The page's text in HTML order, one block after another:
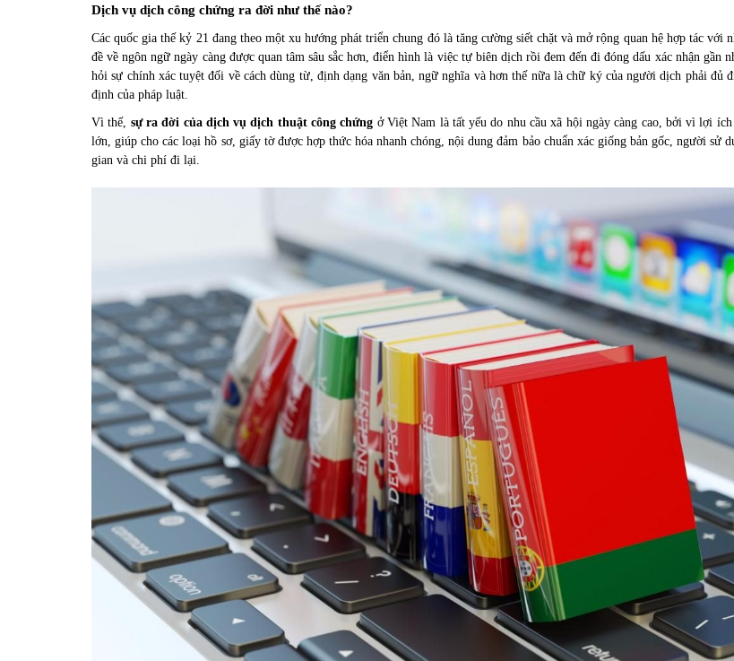
Dịch vụ dịch công chứng ra đời như thế nào?
Các quốc gia thế kỷ 21 đang theo một xu hướng phát triển chung đó là tăng cường siết chặt và mở rộng quan hệ hợp tác với
đề về ngôn ngữ ngày càng được quan tâm sâu sắc hơn, điển hình là việc tự biên dịch rồi đem đến đi đóng dấu xác nhận gần
hỏi sự chính xác tuyệt đối về cách dùng từ, định dạng văn bản, ngữ nghĩa và hơn thế nữa là chữ ký của người dịch phải đủ
định của pháp luật.
Vì thế, sự ra đời của dịch vụ dịch thuật công chứng ở Việt Nam là tất yếu do nhu cầu xã hội ngày càng cao, bởi vì lợi
lớn, giúp cho các loại hồ sơ, giấy tờ được hợp thức hóa nhanh chóng, nội dung đảm bảo chuẩn xác giống bản gốc, người sử
gian và chi phí đi lại.